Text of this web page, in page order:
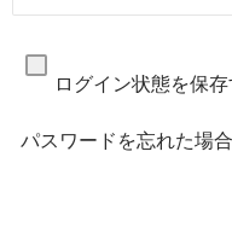
ログイン状態を保存
パスワードを忘れた場合